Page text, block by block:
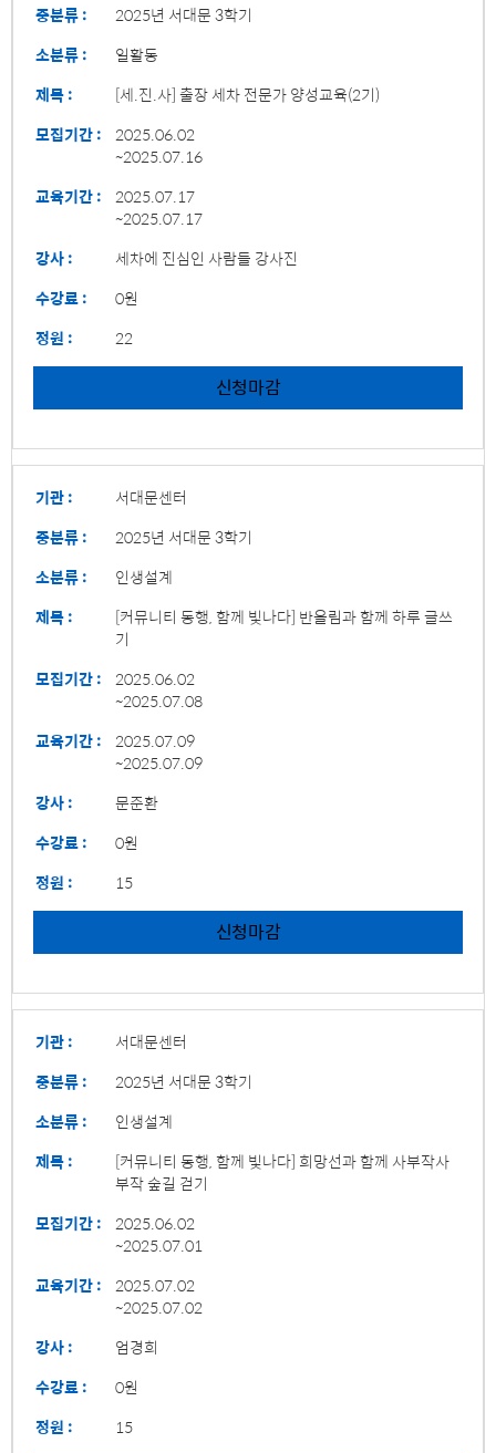
중분류 :
2025년 서대문 3학기
소분류 :
일활동
제목 :
[세.진.사] 출장 세차 전문가 양성교육(2기)
모집기간 : 2025.06.02
~2025.07.16
교육기간 : 2025.07.17
~2025.07.17
강사 :
세차에 진심인 사람들 강사진
수강료 :
0원
정원 :
22
신청마감
기관 :
서대문센터
중분류 :
2025년 서대문 3학기
소분류 :
인생설계
제목 :
[커뮤니티 동행, 함께 빛나다] 반올림과 함께 하루 글쓰
기
모집기간 : 2025.06.02
~2025.07.08
교육기간 : 2025.07.09
~2025.07.09
강사 :
문준환
수강료 :
0원
정원 :
15
신청마감
기관 :
서대문센터
중분류 :
2025년 서대문 3학기
소분류 :
인생설계
제목 :
[커뮤니티 동행, 함께 빛나다] 희망선과 함께 사부작사
부작 숲길 걷기
모집기간 : 2025.06.02
~2025.07.01
교육기간 : 2025.07.02
~2025.07.02
강사 :
엄경희
수강료 :
0원
정원 :
15